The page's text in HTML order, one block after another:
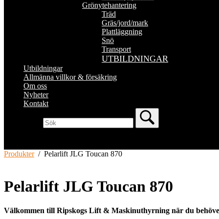
Grönytehantering
Träd
Gräs/jord/mark
Plattläggning
Snö
Transport
UTBILDNINGAR
Utbildningar
Allmänna villkor & försäkring
Om oss
Nyheter
Kontakt
Produkter/ Pelarlift JLG Toucan 870
Pelarlift JLG Toucan 870
Välkommen till Ripskogs Lift & Maskinuthyrning när du